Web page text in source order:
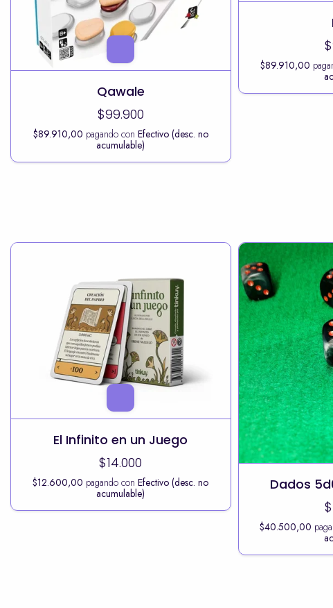
Qawale
$99.900
$89.910,00 pagando con Efectivo (desc. no
acumulable)
$89.910,00
El Infinito en un Juego
$14.000
$12.600,00 pagando conEfectivo (desc. no
acumulable)
Dados
$40.500,00